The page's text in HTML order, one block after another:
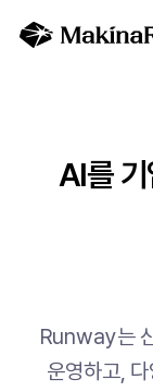
AI를
Runway는
운영하고,